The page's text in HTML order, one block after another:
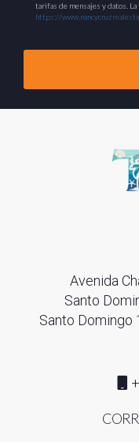
tarifas de mensajes y datos.
https://
Avenida
Santo
Santo Domingo